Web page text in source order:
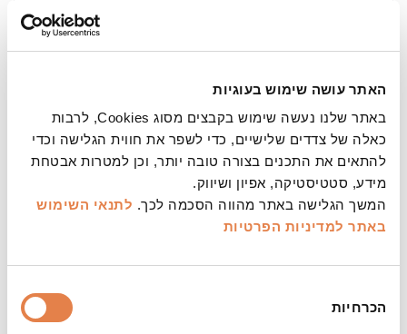
האתר עושה שימוש בעוגיות
באתר שלנו נעשה שימוש בקבצים מסוג Cookies, לרבות
כאלה של צדדים שלישיים, כדי לשפר את חווית הגלישה וכדי
להתאים את התכנים בצורה טובה יותר, וכן למטרות אבטחת
מידע, סטטיסטיקה, אפיון ושיווק.
המשך הגלישה באתר מהווה הסכמה לכך. לתנאי השימוש
באתר למדיניות הפרטיות
הסכמה
הכרחיות
תיאטרון מיקרו
141 מקומות
מידע נוסף>